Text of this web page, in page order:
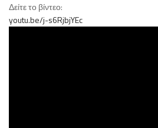
Δείτε το βίντεο:
youtu.be/j-s6RjbjYEc